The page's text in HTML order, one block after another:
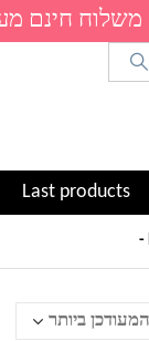
Last products